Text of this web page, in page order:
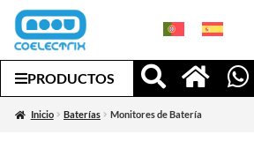
PRODUCTOS
Inicio Baterías Monitores de Batería